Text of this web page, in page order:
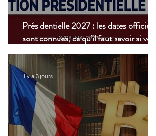
Présidentielle 2027 : les dates officielles
sont connues, ce qu’il faut savoir si vous
vivez à l’étranger
il y a 3 jours